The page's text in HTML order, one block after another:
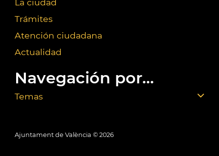
La ciudad
Trámites
Atención ciudadana
Actualidad
Navegación por...
Temas
Ajuntament de València © 2026